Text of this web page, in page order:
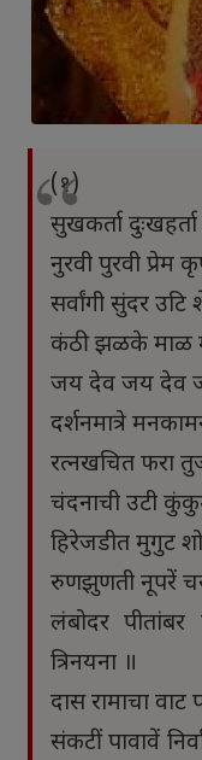
(१)
सुखकर्ता दुःखहर्ता
नुरवी पुरवी प्रेम
सर्वांगी सुंदर उटि
कंठी झळके माळ
जय देव जय देव
दर्शनमात्रे
रत्नखचित फरा
चंदनाची उटी
हिरेजडीत मुगुट
रुणझुणती नूपरें
लंबोदर
त्रिनयना ॥
दास रामाचा वाट
संकटीं पावावें